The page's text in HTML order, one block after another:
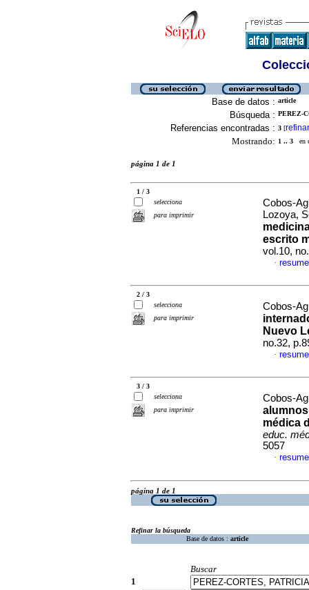
Base de datos : article
Búsqueda : PEREZ-
Referencias encontradas : 3 [refinar
Mostrando: 1 .. 3 en
página 1 de 1
1 / 3
selecciona
para imprimir
Cobos-
Lozoya,
escrito
vol.10,
·
2 / 3
selecciona
para imprimir
Cobos-
Nuevo
no.32,
·
3 / 3
selecciona
para imprimir
Cobos-
médica
educ.
5057
·
página 1 de 1
Refinar la búsqueda
Base de datos : article
Buscar
1